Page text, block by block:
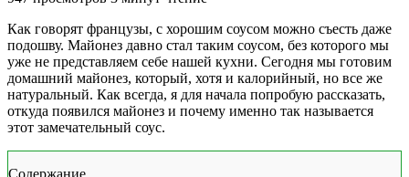
Как говорят французы, с хорошим соусом можно съесть даже
подошву. Майонез давно стал таким соусом, без которого мы
уже не представляем себе нашей кухни. Сегодня мы готовим
домашний майонез, который, хотя и калорийный, но все же
натуральный. Как всегда, я для начала попробую рассказать,
откуда появился майонез и почему именно так называется
этот замечательный соус.